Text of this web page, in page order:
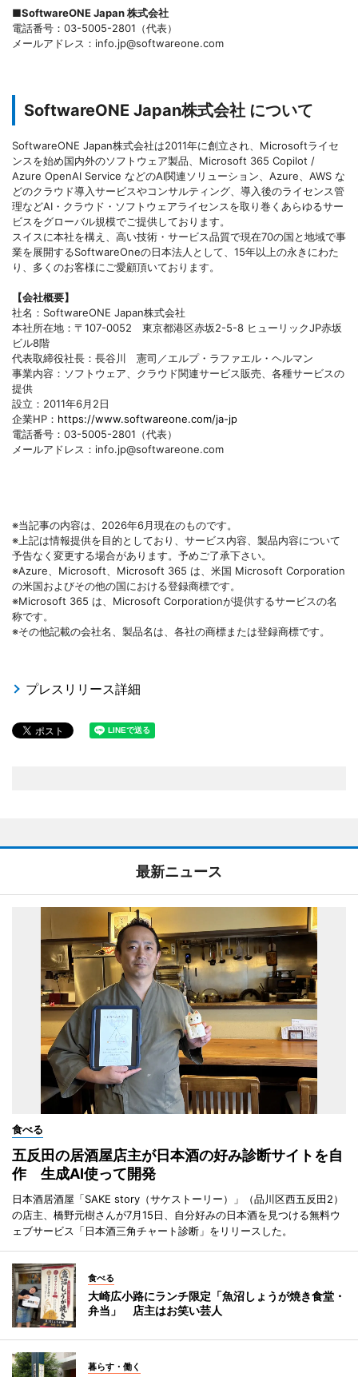
■SoftwareONE Japan 株式会社
電話番号：03-5005-2801（代表）
メールアドレス：info.jp@softwareone.com
SoftwareONE Japan株式会社 について
SoftwareONE Japan株式会社は2011年に創立され、Microsoftライセ
ンスを始め国内外のソフトウェア製品、Microsoft 365 Copilot /
Azure OpenAI Service などのAI関連ソリューション、Azure、AWS な
どのクラウド導入サービスやコンサルティング、導入後のライセンス管
理などAI・クラウド・ソフトウェアライセンスを取り巻くあらゆるサー
ビスをグローバル規模でご提供しております。
スイスに本社を構え、高い技術・サービス品質で現在70の国と地域で事
業を展開するSoftwareOneの日本法人として、15年以上の永きにわた
り、多くのお客様にご愛顧頂いております。
【会社概要】
社名：SoftwareONE Japan株式会社
本社所在地：〒107-0052 東京都港区赤坂2-5-8 ヒューリックJP赤坂
ビル8階
代表取締役社長：長谷川 憲司／エルプ・ラファエル・ヘルマン
事業内容：ソフトウェア、クラウド関連サービス販売、各種サービスの
提供
設立：2011年6月2日
企業HP： https://www.softwareone.com/ja-jp
電話番号：03-5005-2801（代表）
メールアドレス：info.jp@softwareone.com
※当記事の内容は、2026年6月現在のものです。
※上記は情報提供を目的としており、サービス内容、製品内容について
予告なく変更する場合があります。予めご了承下さい。
※Azure、Microsoft、Microsoft 365 は、米国 Microsoft Corporation
の米国およびその他の国における登録商標です。
※Microsoft 365 は、Microsoft Corporationが提供するサービスの名
称です。
※その他記載の会社名、製品名は、各社の商標または登録商標です。
プレスリリース詳細
最新ニュース
食べる
五反田の居酒屋店主が日本酒の好み診断サイトを自
作 生成AI使って開発
日本酒居酒屋「SAKE story（サケストーリー）」（品川区西五反田2）
の店主、橋野元樹さんが7月15日、自分好みの日本酒を見つける無料ウ
ェブサービス「日本酒三角チャート診断」をリリースした。
食べる
大崎広小路にランチ限定「魚沼しょうが焼き食堂・
弁当」 店主はお笑い芸人
暮らす・働く